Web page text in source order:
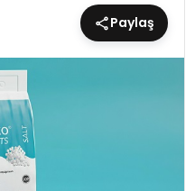
Paylaş